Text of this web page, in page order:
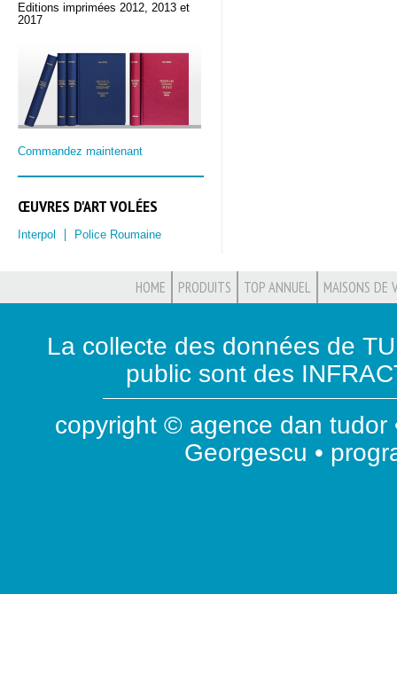
Editions imprimées 2012, 2013 et
2017
Commandez maintenant
ŒUVRES D'ART VOLÉES
Interpol Police Roumaine
HOME PRODUITS TOP ANNUEL MAISONS DE
La collecte des données de
public sont des
copyright © agence dan tudor
Georgescu •